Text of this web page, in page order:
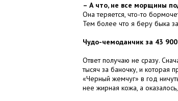
– А что, не все морщины
Она теряется, что-то
Тем более что я беру быка
Чудо-чемоданчик за 43 900
Ответ получаю не сразу.
тысяч за баночку, и которая
«Черный жемчуг» в год
нее жирная кожа, а